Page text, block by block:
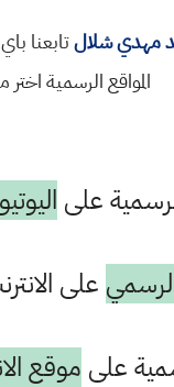
مهدي شلالتابعنا
المواقع الرسمية اختر
على
على
على موقع